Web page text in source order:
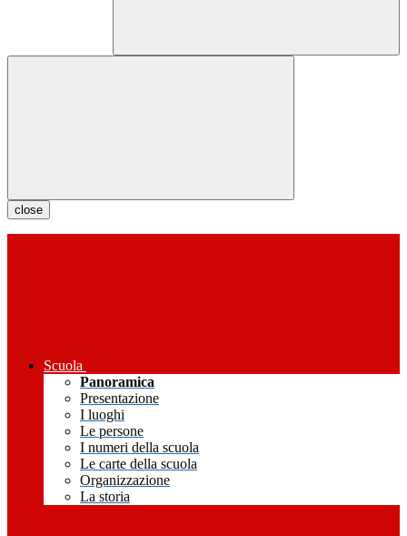
close
Scuola
Panoramica
Presentazione
I luoghi
Le persone
I numeri della scuola
Le carte della scuola
Organizzazione
La storia